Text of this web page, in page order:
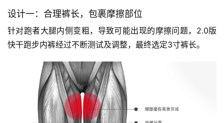
设计一：合理裤长，包裹摩擦部位
针对跑者大腿内侧变粗，导致可能出现的摩擦问题，2.0版
快干跑步内裤经过不断测试及调整，最终选定3寸裤长。